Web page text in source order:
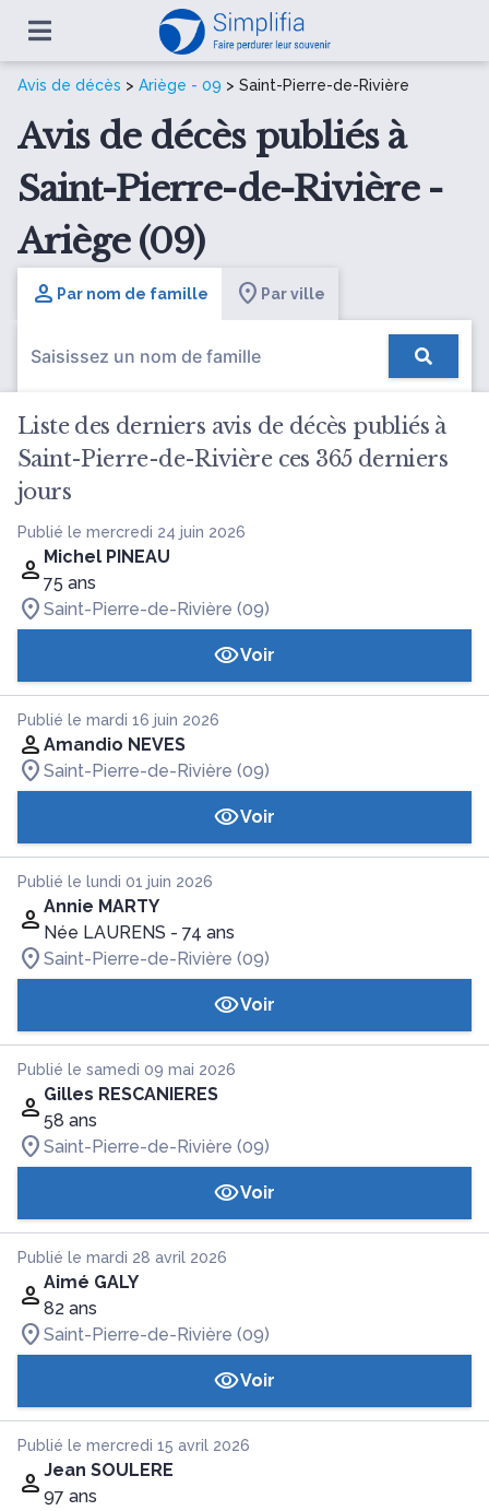
Avis de décès > Ariège - 09 > Saint-Pierre-de-Rivière
Avis de décès publiés à
Saint-Pierre-de-Rivière -
Ariège (09)
Par nom de famille Par ville
Liste des derniers avis de décès publiés à
Saint-Pierre-de-Rivière ces 365 derniers
jours
Publié le mercredi 24 juin 2026
Michel PINEAU
75 ans
Saint-Pierre-de-Rivière (09)
Voir
Publié le mardi 16 juin 2026
Amandio NEVES
Saint-Pierre-de-Rivière (09)
Voir
Publié le lundi 01 juin 2026
Annie MARTY
Née LAURENS - 74 ans
Saint-Pierre-de-Rivière (09)
Voir
Publié le samedi 09 mai 2026
Gilles RESCANIERES
58 ans
Saint-Pierre-de-Rivière (09)
Voir
Publié le mardi 28 avril 2026
Aimé GALY
82 ans
Saint-Pierre-de-Rivière (09)
Voir
Publié le mercredi 15 avril 2026
Jean SOULERE
97 ans